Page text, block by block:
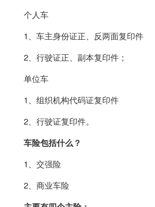
个人车
1、车主身份证正、反两面复印件
2、行驶证正、副本复印件；
单位车
1、组织机构代码证复印件
2、行驶证复印件。
车险包括什么？
1、交强险
2、商业车险